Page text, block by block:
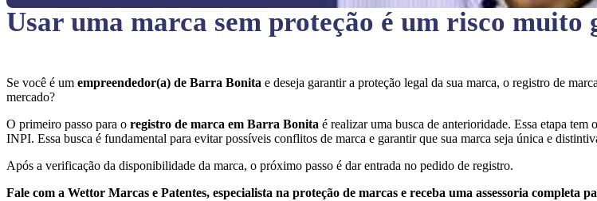
Usar uma marca sem proteção é um risco muito
Se você é um empreendedor(a) de Barra Bonita e deseja garantir a proteção legal da sua marca, o registro de
mercado?
O primeiro passo para o registro de marca em Barra Bonita é realizar uma busca de anterioridade. Essa etapa
INPI. Essa busca é fundamental para evitar possíveis conflitos de marca e garantir que sua marca seja única e
Após a verificação da disponibilidade da marca, o próximo passo é dar entrada no pedido de registro.
Fale com a Wettor Marcas e Patentes, especialista na proteção de marcas e receba uma assessoria completa